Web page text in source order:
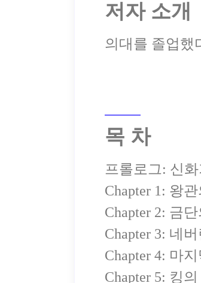
저자 소개
목 차
프롤로그: 신
Chapter 1: 왕
Chapter 2: 금
Chapter 3: 네
Chapter 4: 마
Chapter 5: 킹